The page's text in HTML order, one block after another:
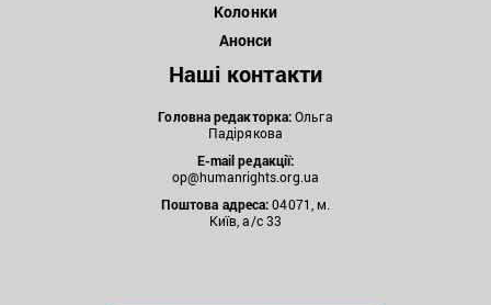
Колонки
Анонси
Наші контакти
Головна редакторка:Ольга
Падірякова
E-mail редакції:
op@humanrights.org.ua
Поштова адреса:04071, м.
Київ, а/с 33